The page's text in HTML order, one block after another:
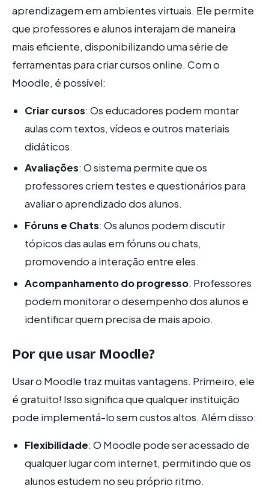
aprendizagem em ambientes virtuais. Ele permite
que professores e alunos interajam de maneira
mais eficiente, disponibilizando uma série de
ferramentas para criar cursos online. Com o
Moodle, é possível:
Criar cursos: Os educadores podem montar
aulas com textos, vídeos e outros materiais
didáticos.
Avaliações: O sistema permite que os
professores criem testes e questionários para
avaliar o aprendizado dos alunos.
Fóruns e Chats: Os alunos podem discutir
tópicos das aulas em fóruns ou chats,
promovendo a interação entre eles.
Acompanhamento do progresso: Professores
podem monitorar o desempenho dos alunos e
identificar quem precisa de mais apoio.
Por que usar Moodle?
Usar o Moodle traz muitas vantagens. Primeiro, ele
é gratuito! Isso significa que qualquer instituição
pode implementá-lo sem custos altos. Além disso:
Flexibilidade: O Moodle pode ser acessado de
qualquer lugar com internet, permitindo que os
alunos estudem no seu próprio ritmo.